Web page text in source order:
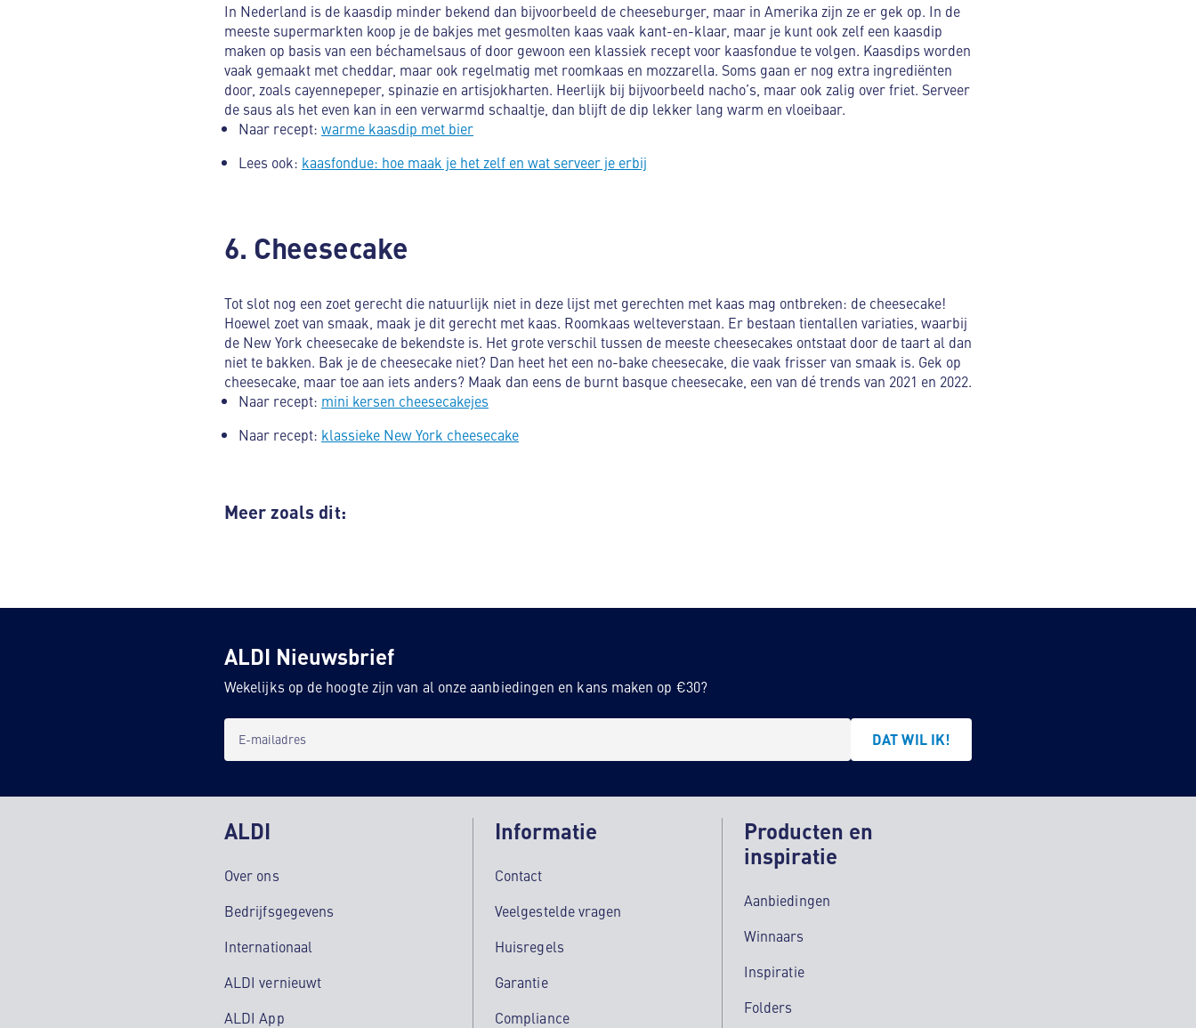
In Nederland is de kaasdip minder bekend dan bijvoorbeeld de cheeseburger, maar in Amerika zijn ze er gek op. In de
meeste supermarkten koop je de bakjes met gesmolten kaas vaak kant-en-klaar, maar je kunt ook zelf een kaasdip
maken op basis van een béchamelsaus of door gewoon een klassiek recept voor kaasfondue te volgen. Kaasdips worden
vaak gemaakt met cheddar, maar ook regelmatig met roomkaas en mozzarella. Soms gaan er nog extra ingrediënten
door, zoals cayennepeper, spinazie en artisjokharten. Heerlijk bij bijvoorbeeld nacho’s, maar ook zalig over friet. Serveer
de saus als het even kan in een verwarmd schaaltje, dan blijft de dip lekker lang warm en vloeibaar.
Naar recept: warme kaasdip met bier
Lees ook: kaasfondue: hoe maak je het zelf en wat serveer je erbij
6. Cheesecake
Tot slot nog een zoet gerecht die natuurlijk niet in deze lijst met gerechten met kaas mag ontbreken: de cheesecake!
Hoewel zoet van smaak, maak je dit gerecht met kaas. Roomkaas welteverstaan. Er bestaan tientallen variaties, waarbij
de New York cheesecake de bekendste is. Het grote verschil tussen de meeste cheesecakes ontstaat door de taart al dan
niet te bakken. Bak je de cheesecake niet? Dan heet het een no-bake cheesecake, die vaak frisser van smaak is. Gek op
cheesecake, maar toe aan iets anders? Maak dan eens de burnt basque cheesecake, een van dé trends van 2021 en 2022.
Naar recept: mini kersen cheesecakejes
Naar recept: klassieke New York cheesecake
Meer zoals dit:
ALDI Nieuwsbrief
Wekelijks op de hoogte zijn van al onze aanbiedingen en kans maken op €30?
E-mailadres DAT WIL IK!
ALDI
Over ons
Bedrijfsgegevens
Internationaal
ALDI vernieuwt
ALDI App
Informatie
Contact
Veelgestelde vragen
Huisregels
Garantie
Compliance
Producten en
inspiratie
Aanbiedingen
Winnaars
Inspiratie
Folders